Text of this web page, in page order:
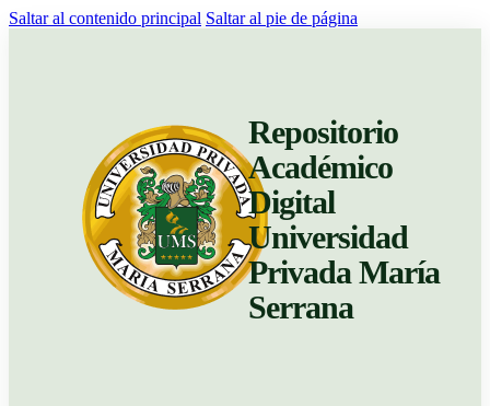
Saltar al contenido principal Saltar al pie de página
Repositorio
Académico
Digital
Universidad
Privada María
Serrana